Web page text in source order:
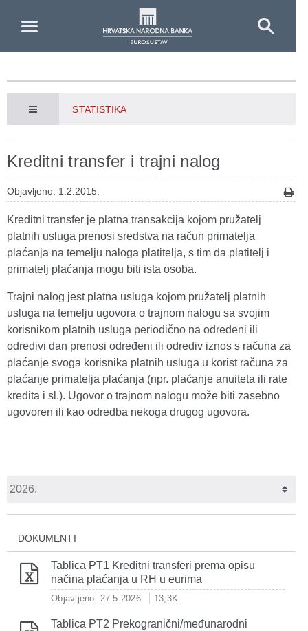
STATISTIKA
Kreditni transfer i trajni nalog
Objavljeno: 1.2.2015.
Kreditni transfer je platna transakcija kojom pružatelj
platnih usluga prenosi sredstva na račun primatelja
plaćanja na temelju naloga platitelja, s tim da platitelj i
primatelj plaćanja mogu biti ista osoba.
Trajni nalog jest platna usluga kojom pružatelj platnih
usluga na temelju ugovora o trajnom nalogu sa svojim
korisnikom platnih usluga periodično na određeni ili
odredivi dan prenosi određeni ili odrediv iznos s računa za
plaćanje svoga korisnika platnih usluga u korist računa za
plaćanje primatelja plaćanja (npr. plaćanje anuiteta ili rate
kredita i sl.). Ugovor o trajnom nalogu može biti zasebno
ugovoren ili kao odredba nekoga drugog ugovora.
DOKUMENTI
Tablica PT1 Kreditni transferi prema opisu
načina plaćanja u RH u eurima
Objavljeno: 27.5.2026. 13,3K
Tablica PT2 Prekogranični/međunarodni